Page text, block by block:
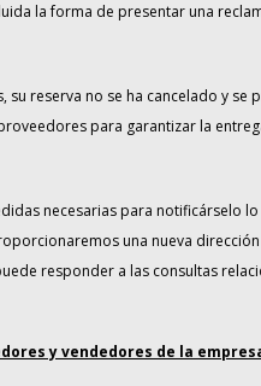
la forma de presentar una
reserva no se ha cancelado y
para garantizar la
necesarias para notificárselo
una nueva
responder a las consultas
y vendedores de la